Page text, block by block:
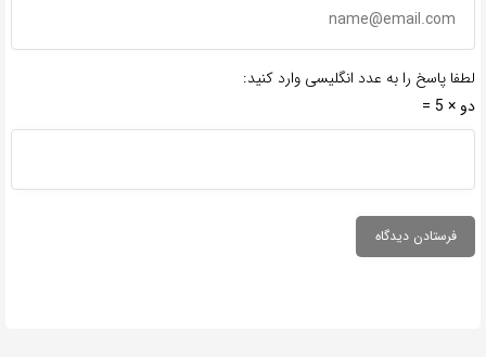
لطفا پاسخ را به عدد انگلیسی وارد کنید:
دو × 5 =